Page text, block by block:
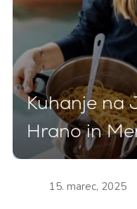
Kuhanje na
Hrano in
15. marec, 2025